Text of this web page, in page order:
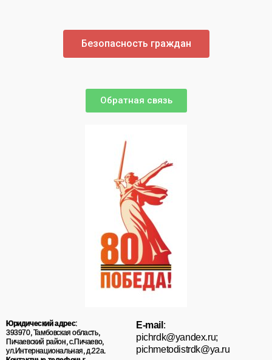
Безопасность граждан
Обратная связь
Юридический адрес:
393970, Тамбовская область,
Пичаевский район, с.Пичаево,
ул.Интернациональная, д.22а.
E-mail :
pichrdk@yаndex.ru;
pichmetodistrdk@ya.ru